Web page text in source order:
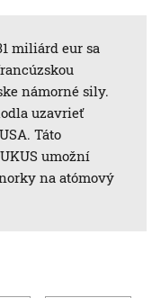
miliárd eur sa
námorné sily.
uzavrieť
Táto
umožní
na atómový